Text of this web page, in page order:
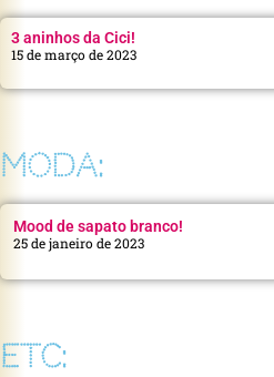
3 aninhos da Cici!
15 de março de 2023
MODA:
Mood de sapato branco!
25 de janeiro de 2023
ETC: